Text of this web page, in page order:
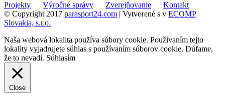
Projekty Výročné správy Zverejňovanie
Kontakt
© Copyright 2017 parasport24.com | Vytvorené s v ECOMP
Slovakia, s.r.o.
Naša webová lokalita používa súbory cookie. Používaním tejto
lokality vyjadrujete súhlas s používaním súborov cookie. Dúfame,
že to nevadí. Súhlasím
Close